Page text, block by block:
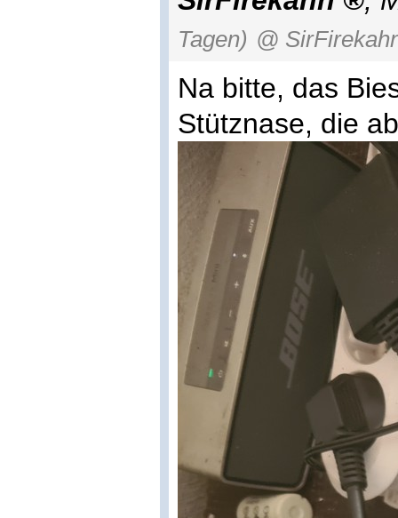
Tagen) @
Na bitte, das
Stütznase, die